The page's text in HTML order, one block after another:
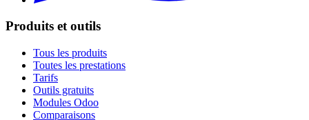
Produits et outils
Tous les produits
Toutes les prestations
Tarifs
Outils gratuits
Modules Odoo
Comparaisons